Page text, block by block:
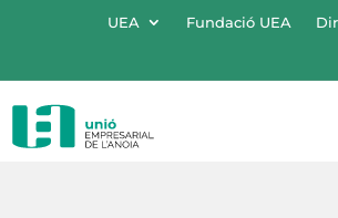
UEA Fundació UEA